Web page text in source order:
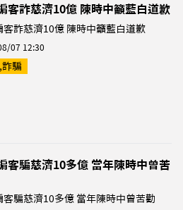
客詐慈濟10億 陳時中籲藍白道歉
客詐慈濟10億 陳時中籲藍白道歉
07 12:30
騙
客騙慈濟10多億 當年陳時中曾苦
客騙慈濟10多億 當年陳時中曾苦勸